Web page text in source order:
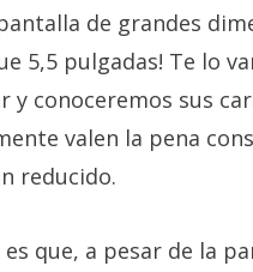
de grandes
5,5 pulgadas! Te lo
y conoceremos sus
valen la pena
reducido.
que, a pesar de la